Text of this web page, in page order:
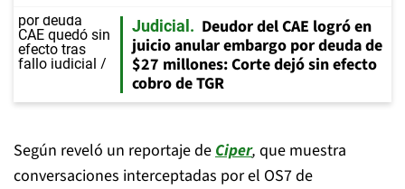
Judicial
Deudor del CAE logró en
juicio anular embargo por deuda de
$27 millones: Corte dejó sin efecto
cobro de TGR
Según reveló un reportaje deCiper, que muestra
conversaciones interceptadas por el OS7 de